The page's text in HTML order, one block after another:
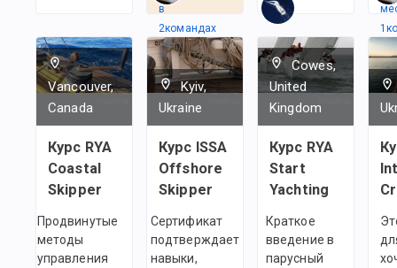
в
2командах
1
Vancouver,
Canada
Курс RYA
Coastal
Skipper
Продвинутые
методы
управления
Kyiv,
Ukraine
Курс ISSA
Offshore
Skipper
Сертификат
подтверждает
навыки,
Cowes,
United
Kingdom
Курс RYA
Start
Yachting
Краткое
введение в
парусный